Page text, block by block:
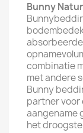
Bunny
combinatie
met andere
Bunny
partner voor
aangename
het